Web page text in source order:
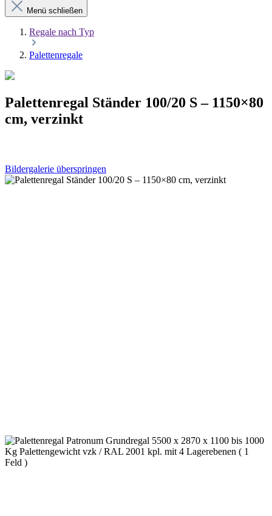
Menü schließen
Regale nach Typ
Palettenregale
Palettenregal Ständer 100/20 S – 1150×80
cm, verzinkt
Bildergalerie überspringen